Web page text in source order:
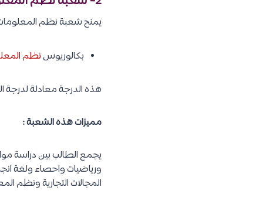
يمنح شعبة نظم المعلومات
بكالوريوسنظم
هذه الدرجة معادلة لدرجة
مميزات هذه الشعبة :
ورياضيات واحصاء ولغة
المجالات التجارية ونظم